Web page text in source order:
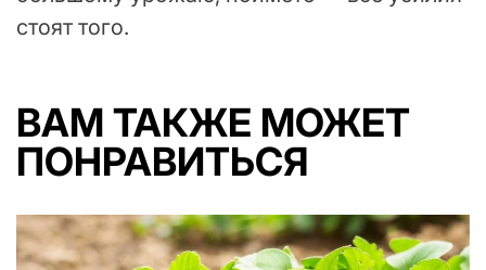
стоят того.
ВАМ ТАКЖЕ МОЖЕТ
ПОНРАВИТЬСЯ